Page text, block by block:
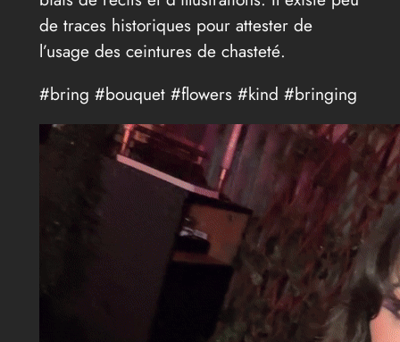
de traces historiques pour attester de
l’usage des ceintures de chasteté.
#bring #bouquet #flowers #kind #bringing